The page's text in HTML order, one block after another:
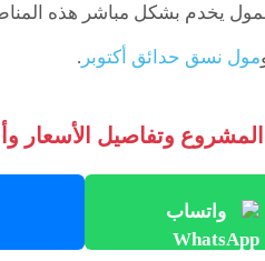
يخدم بشكل مباشر هذه
مول نسق حدائق أكتوبر .
وتفاصيل الأسعار
واتساب